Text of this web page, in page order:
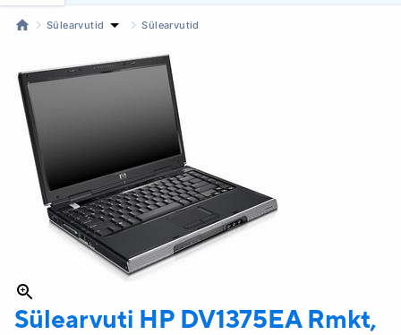
Sülearvutid Sülearvutid
Sülearvuti HP DV1375EA Rmkt,